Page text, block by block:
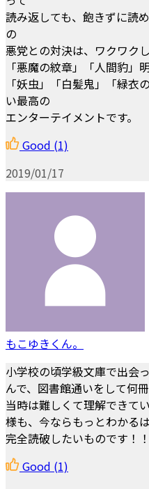
読み返しても、飽きずに読
の
悪党との対決は、ワクワク
「悪魔の紋章」「人間豹」
「妖虫」「白髪鬼」「緑衣
い最高の
エンターテイメントです。
Good (1)
2019/01/17
もこゆきくん。
小学校の頃学級文庫で出会
んで、図書館通いをして何
当時は難しくて理解できて
様も、今ならもっとわかる
完全読破したいものです！！
Good (1)